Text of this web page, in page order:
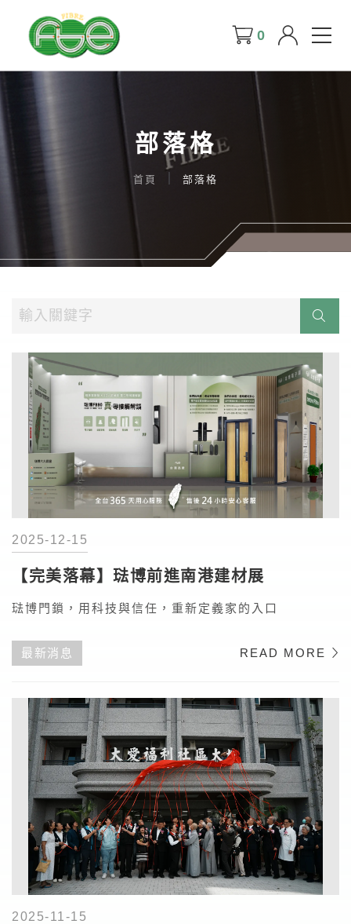
0
部落格
首頁 部落格
2025-12-15
【完美落幕】琺博前進南港建材展
琺博門鎖，用科技與信任，重新定義家的入口
最新消息 READ MORE
2025-11-15